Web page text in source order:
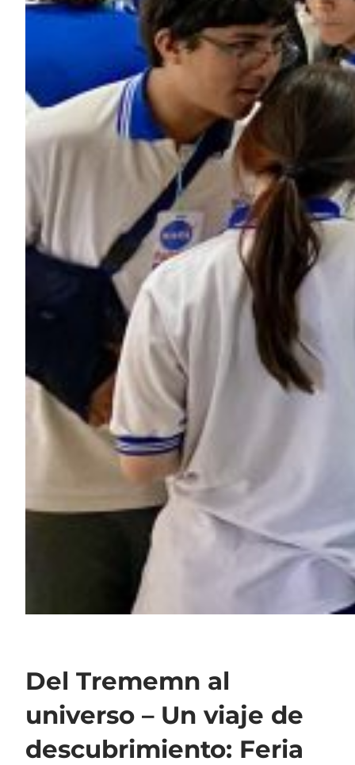
Del Trememn al
universo – Un viaje de
descubrimiento: Feria